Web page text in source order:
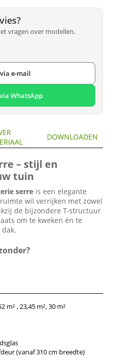
vragen over modellen,
e-mail
WhatsApp
DOWNLOADEN
– stijl en
tuin
serre is een elegante
wil verrijken met zowel
de bijzondere T-structuur
om te kweken én te
voor tuinieren en de
hoogwaardige afwerking is
die zich moeiteloos
landelijke tuinen.
m² , 23,45 m², 30 m²
(vanaf 310 cm breedte)